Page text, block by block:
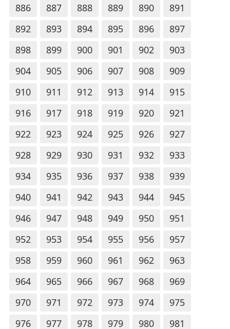
886
887 888 889 890
891
892
893 894 895 896
897
898
899 900 901 902
903
904
905 906 907 908
909
910
911 912 913 914
915
916
917 918 919 920
921
922
923 924 925 926
927
928
929 930 931 932
933
934
935 936 937 938
939
940
941 942 943 944
945
946
947 948 949 950
951
952
953 954 955 956
957
958
959 960 961 962
963
964
965 966 967 968
969
970
971 972 973 974
975
976
977 978 979 980 981